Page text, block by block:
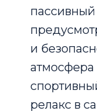
пассивный
и
релакс в